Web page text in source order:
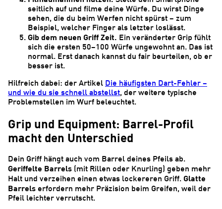
seitlich auf und filme deine Würfe. Du wirst Dinge
sehen, die du beim Werfen nicht spürst – zum
Beispiel, welcher Finger als letzter loslässt.
Gib dem neuen Griff Zeit. Ein veränderter Grip fühlt
sich die ersten 50–100 Würfe ungewohnt an. Das ist
normal. Erst danach kannst du fair beurteilen, ob er
besser ist.
Hilfreich dabei: der Artikel Die häufigsten Dart-Fehler –
und wie du sie schnell abstellst, der weitere typische
Problemstellen im Wurf beleuchtet.
Grip und Equipment: Barrel-Profil
macht den Unterschied
Dein Griff hängt auch vom Barrel deines Pfeils ab.
Geriffelte Barrels (mit Rillen oder Knurling) geben mehr
Halt und verzeihen einen etwas lockereren Griff. Glatte
Barrels erfordern mehr Präzision beim Greifen, weil der
Pfeil leichter verrutscht.